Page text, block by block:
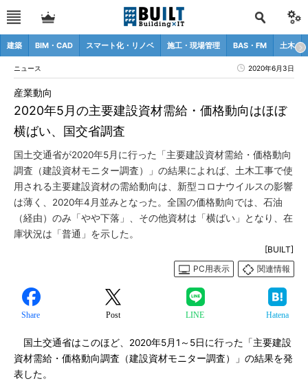
建築 BIM・CAD スマート化・リノベ 施工・現場管理 BAS・FM 土木
ニュース 2020年6月3日
2020年5月の主要建設資材需給・価格動向はほぼ
横ばい、国交省調査
産業動向
国土交通省が2020年5月に行った「主要建設資材需給・価格動向
調査（建設資材モニター調査）」の結果によれば、土木工事で使
用される主要建設資材の需給動向は、新型コロナウイルスの影響
は薄く、2020年4月並みとなった。全国の価格動向では、石油
（経由）のみ「やや下落」、その他資材は「横ばい」となり、在
庫状況は「普通」を示した。
[BUILT]
PC用表示
関連情報
Share Post LINE Hatena
国土交通省はこのほど、2020年5月1～5日に行った「主要建設
資材需給・価格動向調査（建設資材モニター調査）」の結果を発
表した。